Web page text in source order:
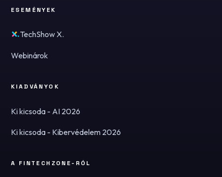
ESEMÉNYEK
TechShow X.
Webinárok
KIADVÁNYOK
Ki kicsoda - AI 2026
Ki kicsoda - Kibervédelem 2026
A FINTECHZONE-RÓL